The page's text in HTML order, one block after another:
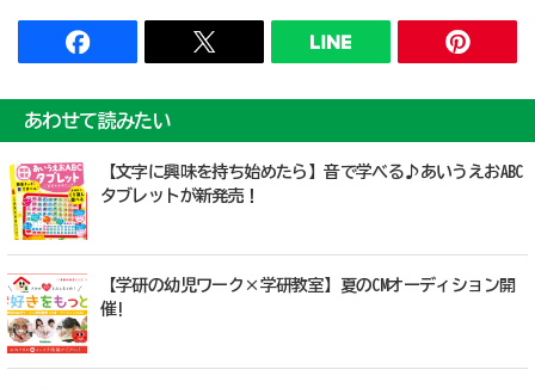
あわせて読みたい
【文字に興味を持ち始めたら】音で学べる♪あいうえおABC
タブレットが新発売！
【学研の幼児ワーク×学研教室】夏のCMオーディション開
催!